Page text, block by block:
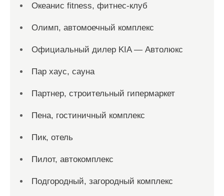
Океанис fitness, фитнес-клуб
Олимп, автомоечный комплекс
Официальный дилер KIA — Автолюкс
Пар хаус, сауна
Партнер, строительный гипермаркет
Пена, гостиничный комплекс
Пик, отель
Пилот, автокомплекс
Подгородный, загородный комплекс